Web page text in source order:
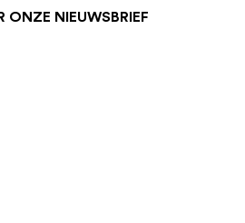
ONZE NIEUWSBRIEF